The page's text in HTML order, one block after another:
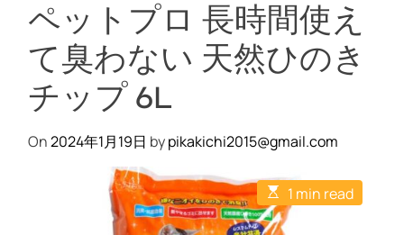
ff
l
e
C
H
ペットプロ 長時間使え
て臭わない 天然ひのき
チップ 6L
On2024年1月19日 bypikakichi2015@gmail.com
E
s
t
1 min read